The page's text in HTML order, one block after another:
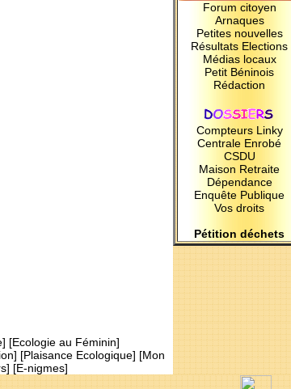
Forum citoyen
Arnaques
Petites nouvelles
Résultats Elections
Médias locaux
Petit Béninois
Rédaction
Compteurs Linky
Centrale Enrobé
CSDU
Maison Retraite
Dépendance
Enquête Publique
Vos droits
Pétition déchets
] [Ecologie au Féminin]
] [Plaisance Ecologique] [Mon
] [E-nigmes]